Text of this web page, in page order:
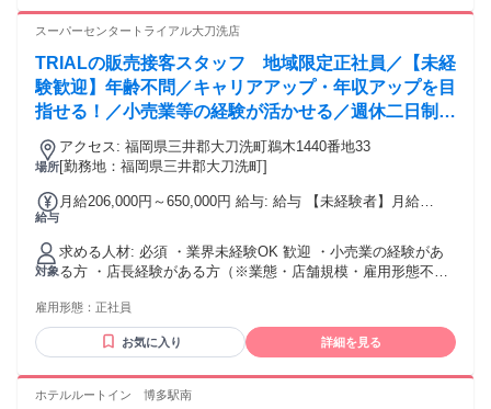
くさんあると思いますが、誰もが未経験からスタートします
イチから丁寧にサポートしているので安心してください◎ ツ
ーリングしながら通勤できるのいいな～！おしゃれも楽しみ
たい！！！！みたいな方も◎ 金髪でもOKですよ＊＾＾＊
スーパーセンタートライアル大刀洗店
TRIALの販売接客スタッフ 地域限定正社員／【未経
験歓迎】年齢不問／キャリアアップ・年収アップを目
指せる！／小売業等の経験が活かせる／週休二日制／
昇給・賞与あり／福利厚生充実
場所
アクセス: 福岡県三井郡大刀洗町鵜木1440番地33
[勤務地：福岡県三井郡大刀洗町]
給与
月給206,000円～650,000円 給与: 給与 【未経験者】月給
者】月給375,000円～650,000円 ※初年度の想定年収：360万
円～800万円 ※当社規定の採用基準により、能力、年齢、前
職経験によって給与を決定します。 ※試用期間2ヶ月（賃金同
一） 給与にプラスしてもらえる手当・インセンティブ ◎残業
当 ◎単身手当 ◎残業手当（全額支給） ◎深夜手当 ※一部、
店舗により異なります モデル年収例 年収1000万円 ／ 43歳 ／
上級店長就任／30歳入社 年収900万円 ／ 40歳 ／大型店店長
就任／40歳入社 年収670万円 ／ 32歳 ／店長就任／31歳入社
対象
求める人材: 必須 ・業界未経験OK 歓迎 ・小売業の経験があ
る方 ・店長経験がある方（※業態・店舗規模・雇用形態不
方 ・1社でじっくりスキルを磨きたい方 ・成長力のある企業
で自身も成長したい方 他のスーパーマーケットやディスカウ
ントストア、 コンビニやドラッグストア、ホームセンターな
◆。◇。◆。◇。◆。◇。◆。 着実なキャリアアップ 店長に
雇用形態： 正社員
お気に入り 詳細を見る
ホテルルートイン 博多駅南